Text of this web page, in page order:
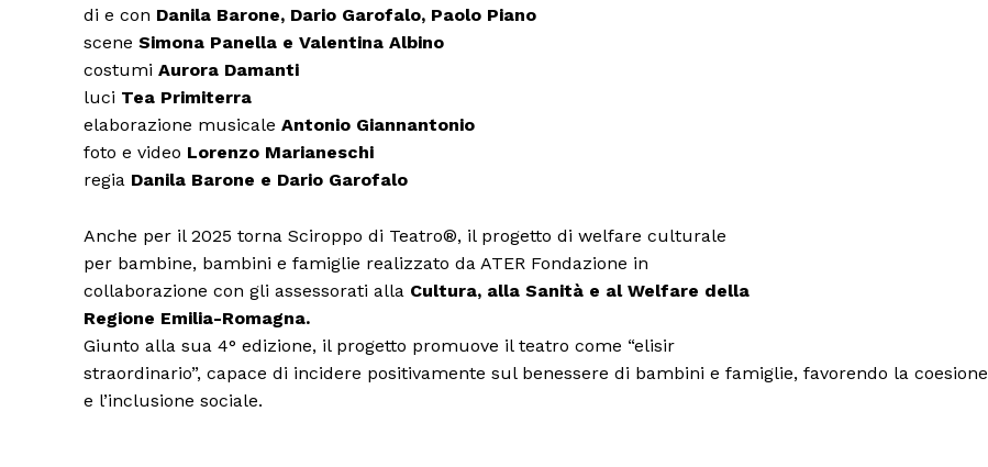
di e con Danila Barone, Dario Garofalo, Paolo Piano
scene Simona Panella e Valentina Albino
costumi Aurora Damanti
luci Tea Primiterra
elaborazione musicale Antonio Giannantonio
foto e video Lorenzo Marianeschi
regia Danila Barone e Dario Garofalo
Anche per il 2025 torna Sciroppo di Teatro®, il progetto di welfare culturale
per bambine, bambini e famiglie realizzato da ATER Fondazione in
collaborazione con gli assessorati alla Cultura, alla Sanità e al Welfare della
Regione Emilia-Romagna.
Giunto alla sua 4° edizione, il progetto promuove il teatro come “elisir
straordinario”, capace di incidere positivamente sul benessere di bambini e famiglie, favorendo la coesione
e l’inclusione sociale.